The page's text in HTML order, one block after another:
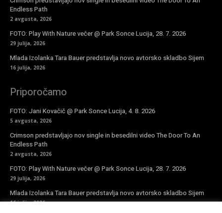
Endless Path
2 avgusta, 2026
FOTO: Play With Nature večer @ Park Sonce Lucija, 28. 7. 2026
29 julija, 2026
Mlada Izolanka Tara Bauer predstavlja novo avtorsko skladbo Sijem
16 julija, 2026
Priporočamo
FOTO: Jani Kovačič @ Park Sonce Lucija, 4. 8. 2026
5 avgusta, 2026
Crimson predstavljajo nov single in besedilni video The Door To An
Endless Path
2 avgusta, 2026
FOTO: Play With Nature večer @ Park Sonce Lucija, 28. 7. 2026
29 julija, 2026
Mlada Izolanka Tara Bauer predstavlja novo avtorsko skladbo Sijem
16 julija, 2026